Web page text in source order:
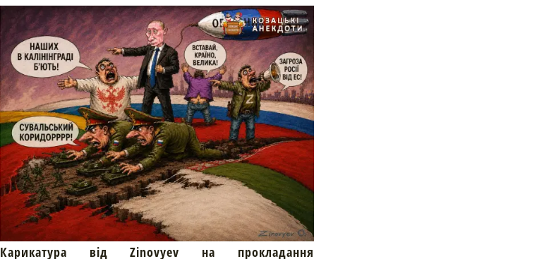
Карикатура від Zinovyev на прокладання